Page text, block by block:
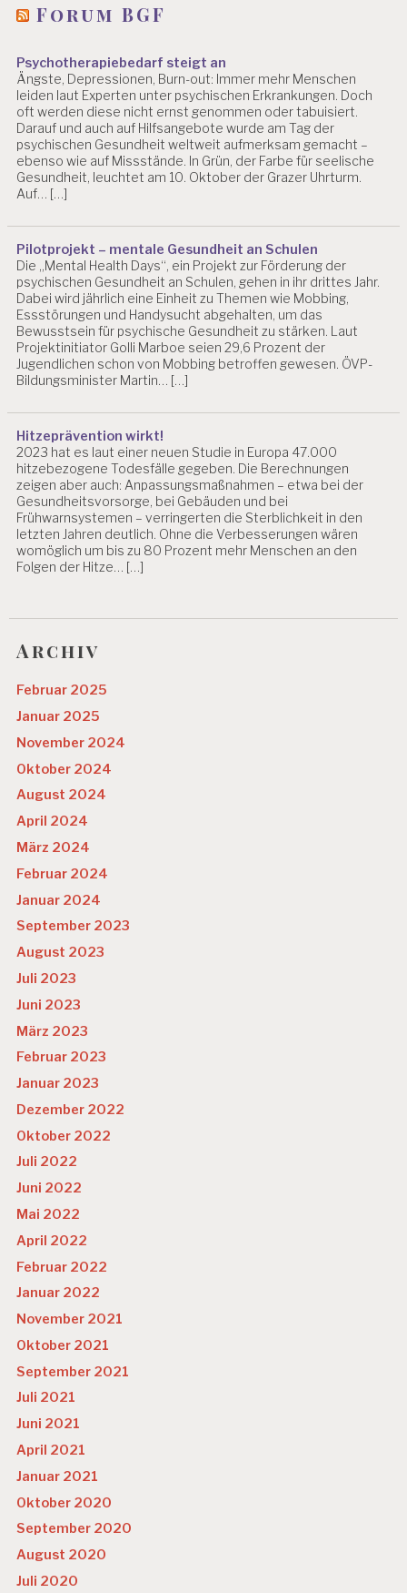
Forum BGF
Psychotherapiebedarf steigt an
Ängste, Depressionen, Burn-out: Immer mehr Menschen
leiden laut Experten unter psychischen Erkrankungen. Doch
oft werden diese nicht ernst genommen oder tabuisiert.
Darauf und auch auf Hilfsangebote wurde am Tag der
psychischen Gesundheit weltweit aufmerksam gemacht –
ebenso wie auf Missstände. In Grün, der Farbe für seelische
Gesundheit, leuchtet am 10. Oktober der Grazer Uhrturm.
Auf… […]
Pilotprojekt – mentale Gesundheit an Schulen
Die „Mental Health Days“, ein Projekt zur Förderung der
psychischen Gesundheit an Schulen, gehen in ihr drittes Jahr.
Dabei wird jährlich eine Einheit zu Themen wie Mobbing,
Essstörungen und Handysucht abgehalten, um das
Bewusstsein für psychische Gesundheit zu stärken. Laut
Projektinitiator Golli Marboe seien 29,6 Prozent der
Jugendlichen schon von Mobbing betroffen gewesen. ÖVP-
Bildungsminister Martin… […]
Hitzeprävention wirkt!
2023 hat es laut einer neuen Studie in Europa 47.000
hitzebezogene Todesfälle gegeben. Die Berechnungen
zeigen aber auch: Anpassungsmaßnahmen – etwa bei der
Gesundheitsvorsorge, bei Gebäuden und bei
Frühwarnsystemen – verringerten die Sterblichkeit in den
letzten Jahren deutlich. Ohne die Verbesserungen wären
womöglich um bis zu 80 Prozent mehr Menschen an den
Folgen der Hitze… […]
Archiv
Februar 2025
Januar 2025
November 2024
Oktober 2024
August 2024
April 2024
März 2024
Februar 2024
Januar 2024
September 2023
August 2023
Juli 2023
Juni 2023
März 2023
Februar 2023
Januar 2023
Dezember 2022
Oktober 2022
Juli 2022
Juni 2022
Mai 2022
April 2022
Februar 2022
Januar 2022
November 2021
Oktober 2021
September 2021
Juli 2021
Juni 2021
April 2021
Januar 2021
Oktober 2020
September 2020
August 2020
Juli 2020